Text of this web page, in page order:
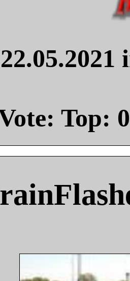
Top: 0